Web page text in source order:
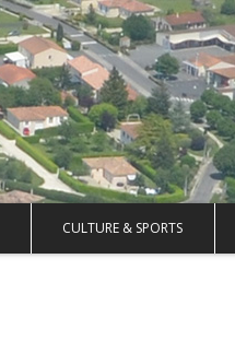
CULTURE & SPORTS